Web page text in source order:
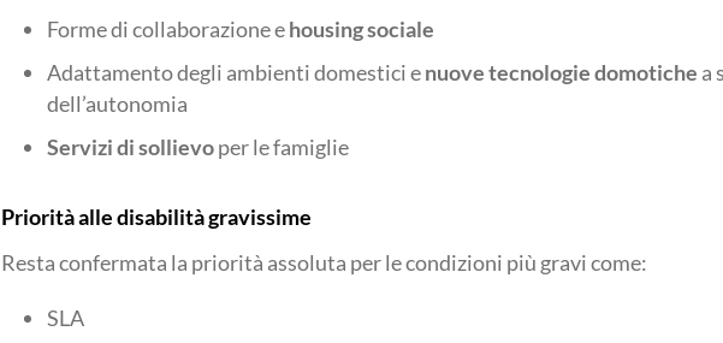
Forme di collaborazione ehousing sociale
Adattamento degli ambienti domestici enuove tecnologie domotiche a
dell’autonomia
Servizi di sollievoper le famiglie
Priorità alle disabilità gravissime
Resta confermata la priorità assoluta per le condizioni più gravi come:
SLA